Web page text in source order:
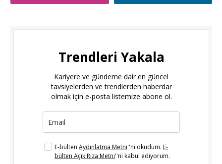
Trendleri Yakala
Kariyere ve gündeme dair en güncel
tavsiyelerden ve trendlerden haberdar
olmak için e-posta listemize abone ol.
E-bülten Aydınlatma Metni''ni okudum. E-
bülten Açık Rıza Metni''ni kabul ediyorum.